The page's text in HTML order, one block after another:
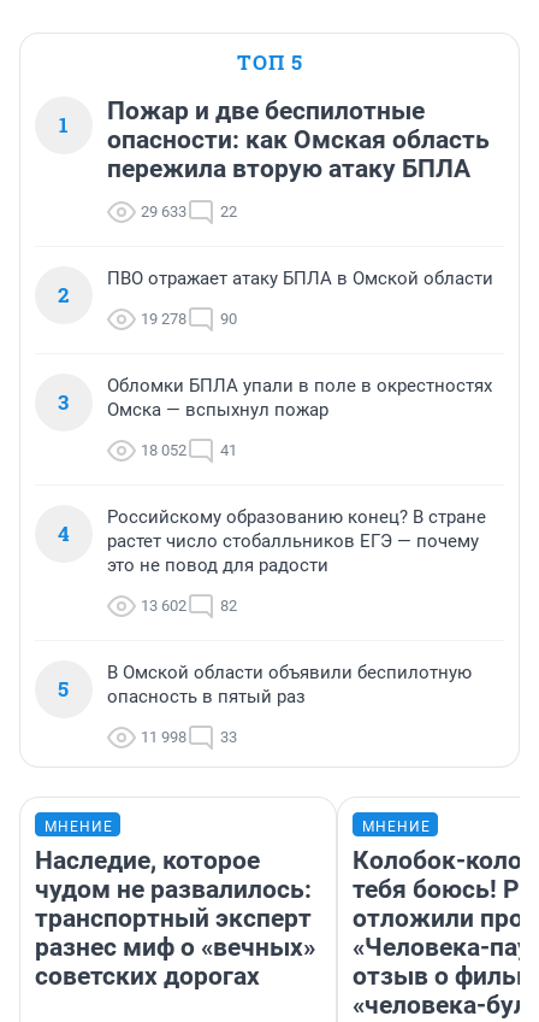
ТОП 5
1
Пожар и две беспилотные
опасности: как Омская область
пережила вторую атаку БПЛА
29 633 22
2
ПВО отражает атаку БПЛА в Омской области
19 278 90
3
Обломки БПЛА упали в поле в окрестностях
Омска — вспыхнул пожар
18 052 41
4
Российскому образованию конец? В стране
растет число стобалльников ЕГЭ — почему
это не повод для радости
13 602 82
5
В Омской области объявили беспилотную
опасность в пятый раз
11 998 33
МНЕНИЕ
Наследие, которое
чудом не развалилось:
транспортный эксперт
разнес миф о «вечных»
советских дорогах
МНЕНИЕ
Колобок-
тебя боюсь!
отложили
«Человека-
отзыв о
«человека-